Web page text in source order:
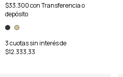
$33.300conTransferencia o
depósito
3cuotas sin interés de
$12.333,33